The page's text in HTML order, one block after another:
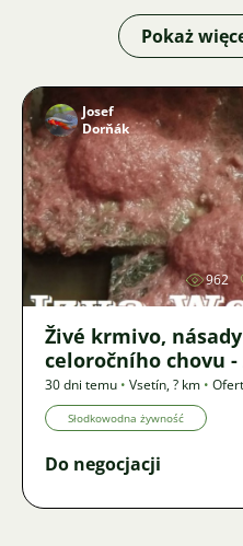
Pokaż
Josef
Dorňák
962
Živé krmivo,
celoročního chovu
Grindal, Roupice,
30 dni temu • Vsetín,? km •
Słodkowodna żywność
Do negocjacji